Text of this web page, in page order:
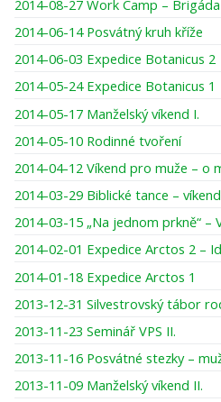
2014-08-27 Work Camp – Brigáda
2014-06-14 Posvátný kruh kříže
2014-06-03 Expedice Botanicus 2
2014-05-24 Expedice Botanicus 1
2014-05-17 Manželský víkend I.
2014-05-10 Rodinné tvoření
2014-04-12 Víkend pro muže – o
2014-03-29 Biblické tance –
2014-03-15 „Na jednom prkně“ –
2014-02-01 Expedice Arctos 2 –
2014-01-18 Expedice Arctos 1
2013-12-31 Silvestrovský tábor
2013-11-23 Seminář VPS II.
2013-11-16 Posvátné stezky –
2013-11-09 Manželský víkend II.